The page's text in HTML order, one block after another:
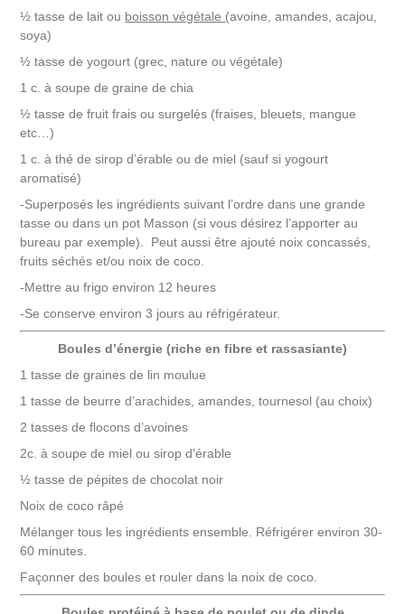
½ tasse de lait ou boisson végétale (avoine, amandes, acajou,
soya)
½ tasse de yogourt (grec, nature ou végétale)
1 c. à soupe de graine de chia
½ tasse de fruit frais ou surgelés (fraises, bleuets, mangue
etc…)
1 c. à thé de sirop d’érable ou de miel (sauf si yogourt
aromatisé)
-Superposés les ingrédients suivant l’ordre dans une grande
tasse ou dans un pot Masson (si vous désirez l’apporter au
bureau par exemple). Peut aussi être ajouté noix concassés,
fruits séchés et/ou noix de coco.
-Mettre au frigo environ 12 heures
-Se conserve environ 3 jours au réfrigérateur.
Boules d’énergie (riche en fibre et rassasiante)
1 tasse de graines de lin moulue
1 tasse de beurre d’arachides, amandes, tournesol (au choix)
2 tasses de flocons d’avoines
2c. à soupe de miel ou sirop d’érable
½ tasse de pépites de chocolat noir
Noix de coco râpé
Mélanger tous les ingrédients ensemble. Réfrigérer environ 30-
60 minutes.
Façonner des boules et rouler dans la noix de coco.